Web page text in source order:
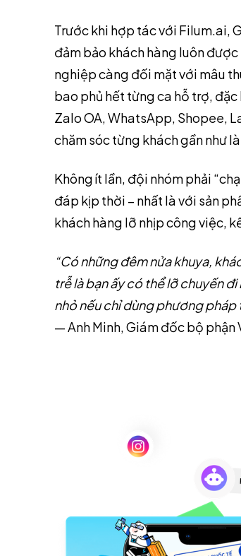
Trước khi hợp tác với Filum.ai,
đảm bảo khách hàng luôn
nghiệp càng đối mặt với mâu
bao phủ hết từng ca hỗ trợ,
Zalo OA, WhatsApp, Shopee,
chăm sóc từng khách gần như
Không ít lần, đội nhóm phải
đáp kịp thời – nhất là với sản
khách hàng lỡ nhịp công việc,
“Có những đêm nửa khuya,
trễ là bạn ấy có thể lỡ chuyến
nhỏ nếu chỉ dùng phương pháp
— Anh Minh, Giám đốc bộ phận